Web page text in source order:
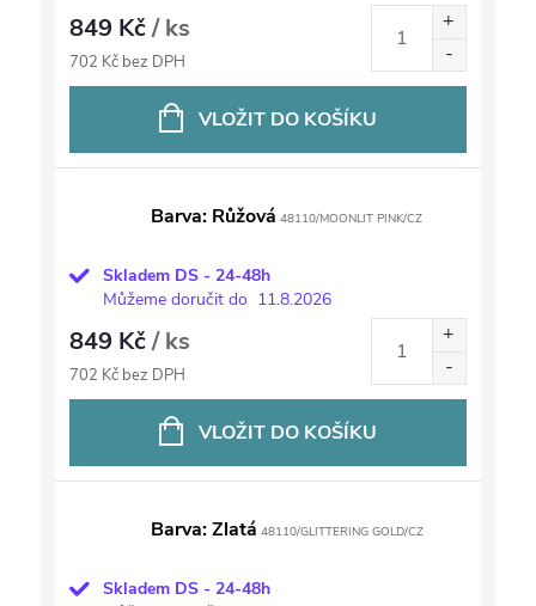
849 Kč/ ks
702 Kč bez DPH
VLOŽIT DO KOŠÍKU
Barva: Růžová 48110/MOONLIT PINK/CZ
Skladem DS - 24-48h
Můžeme doručit do 11.8.2026
849 Kč/ ks
702 Kč bez DPH
VLOŽIT DO KOŠÍKU
Barva: Zlatá 48110/GLITTERING GOLD/CZ
Skladem DS - 24-48h